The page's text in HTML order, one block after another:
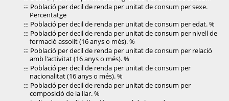
Població per decil de renda per unitat de consum per sexe.
Percentatge
Població per decil de renda per unitat de consum per edat. %
Població per decil de renda per unitat de consum per nivell de
formació assolit (16 anys o més). %
Població per decil de renda per unitat de consum per relació
amb l'activitat (16 anys o més). %
Població per decil de renda per unitat de consum per
nacionalitat (16 anys o més). %
Població per decil de renda per unitat de consum per
composició de la llar. %